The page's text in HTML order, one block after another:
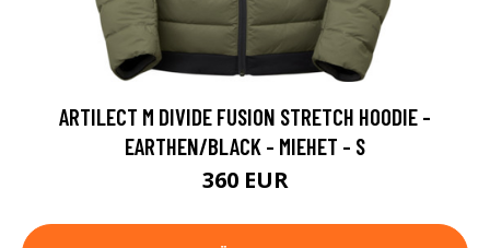
ARTILECT M DIVIDE FUSION STRETCH HOODIE -
EARTHEN/BLACK - MIEHET - S
360 EUR